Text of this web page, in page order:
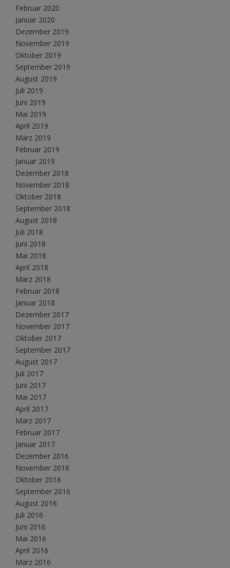
Februar 2020
Januar 2020
Dezember 2019
November 2019
Oktober 2019
September 2019
August 2019
Juli 2019
Juni 2019
Mai 2019
April 2019
März 2019
Februar 2019
Januar 2019
Dezember 2018
November 2018
Oktober 2018
September 2018
August 2018
Juli 2018
Juni 2018
Mai 2018
April 2018
März 2018
Februar 2018
Januar 2018
Dezember 2017
November 2017
Oktober 2017
September 2017
August 2017
Juli 2017
Juni 2017
Mai 2017
April 2017
März 2017
Februar 2017
Januar 2017
Dezember 2016
November 2016
Oktober 2016
September 2016
August 2016
Juli 2016
Juni 2016
Mai 2016
April 2016
März 2016